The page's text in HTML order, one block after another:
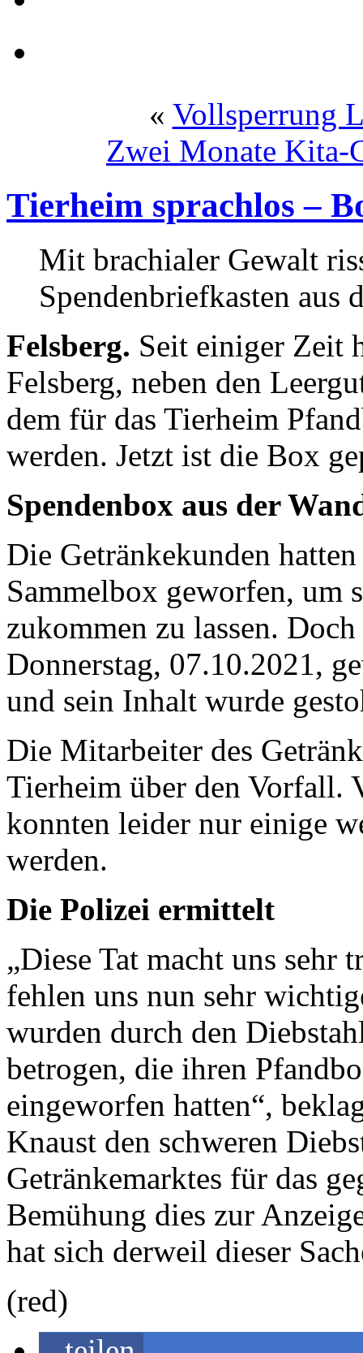
« Vollsperrung
Zwei Monate Kita-
Tierheim sprachlos –
Mit brachialer Gewalt
Spendenbriefkasten aus
Felsberg. Seit einiger Zeit
Felsberg, neben den
dem für das Tierheim
werden. Jetzt ist die Box
Spendenbox aus der
Die Getränkekunden
Sammelbox geworfen, um
zukommen zu lassen.
Donnerstag, 07.10.2021,
und sein Inhalt wurde
Die Mitarbeiter des
Tierheim über den Vorfall.
konnten leider nur einige
werden.
Die Polizei ermittelt
„Diese Tat macht uns sehr
fehlen uns nun sehr
wurden durch den
betrogen, die ihren
eingeworfen hatten“,
Knaust den schweren
Getränkemarktes für das
Bemühung dies zur
hat sich derweil dieser
(red)